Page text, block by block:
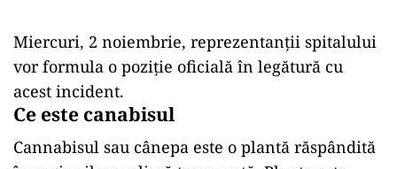
Miercuri, 2 noiembrie, reprezentanții spitalului
vor formula o poziție oficială în legătură cu
acest incident.
Ce este canabisul
Cannabisul sau cânepa este o plantă răspândită